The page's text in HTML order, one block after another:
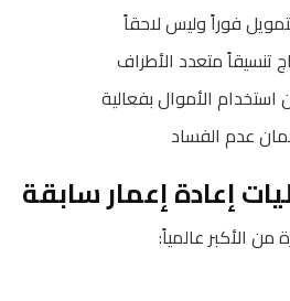
فوراً وليس لاحقاً
تنسيقاً متعدد الأطراف
استخدام الأموال بفعالية
عدم الفساد
إعادة إعمار سابقة
من الأكبر عالمياً: